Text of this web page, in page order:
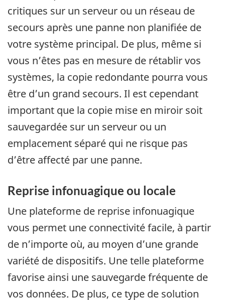
critiques sur un serveur ou un réseau de
secours après une panne non planifiée de
votre système principal. De plus, même si
vous n’êtes pas en mesure de rétablir vos
systèmes, la copie redondante pourra vous
être d’un grand secours. Il est cependant
important que la copie mise en miroir soit
sauvegardée sur un serveur ou un
emplacement séparé qui ne risque pas
d’être affecté par une panne.
Reprise infonuagique ou locale
Une plateforme de reprise infonuagique
vous permet une connectivité facile, à partir
de n’importe où, au moyen d’une grande
variété de dispositifs. Une telle plateforme
favorise ainsi une sauvegarde fréquente de
vos données. De plus, ce type de solution